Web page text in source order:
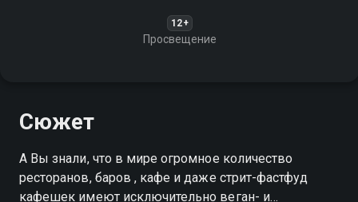
12+
Просвещение
Сюжет
А Вы знали, что в мире огромное количество
ресторанов, баров , кафе и даже стрит-фастфуд
кафешек имеют исключительно веган- и